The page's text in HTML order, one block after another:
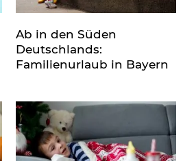
Ab in den Süden
Deutschlands:
Familienurlaub in Bayern